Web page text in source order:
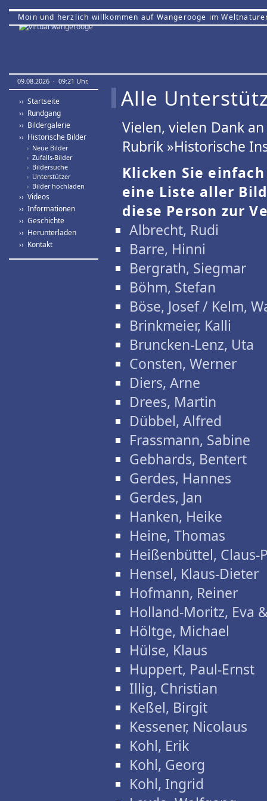
Moin und herzlich willkommen auf Wangerooge im
09.08.2026 · 09:21 Uhr.
›› Startseite
›› Rundgang
›› Bildergalerie
›› Historische Bilder
› Neue Bilder
› Zufalls-Bilder
› Bildersuche
› Unterstützer
› Bilder hochladen
›› Videos
›› Informationen
›› Geschichte
›› Herunterladen
›› Kontakt
Alle
Vielen, vielen Dank
Rubrik »Historische
Klicken Sie
eine Liste aller
diese Person zur
Albrecht, Rudi
Barre, Hinni
Bergrath, Siegmar
Böhm, Stefan
Böse, Josef / Kelm,
Brinkmeier, Kalli
Bruncken-Lenz, Uta
Consten, Werner
Diers, Arne
Drees, Martin
Dübbel, Alfred
Frassmann, Sabine
Gebhards, Bentert
Gerdes, Hannes
Gerdes, Jan
Hanken, Heike
Heine, Thomas
Heißenbüttel, Claus-
Hensel, Klaus-Dieter
Hofmann, Reiner
Holland-Moritz, Eva
Höltge, Michael
Hülse, Klaus
Huppert, Paul-Ernst
Illig, Christian
Keßel, Birgit
Kessener, Nicolaus
Kohl, Erik
Kohl, Georg
Kohl, Ingrid